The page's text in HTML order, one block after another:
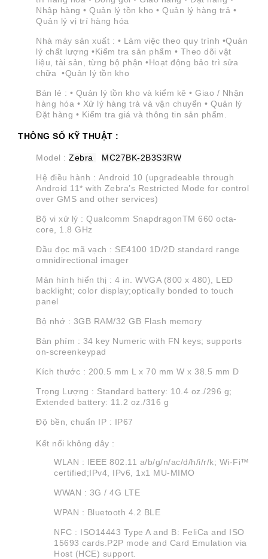
Nhập hàng • Quản lý tồn kho • Quản lý hàng trả •
Quản lý vị trí hàng hóa
Nhà máy sản xuất : • Làm việc theo quy trình •Quản
lý chất lượng •Kiểm tra sản phẩm • Theo dõi vật
liệu, tài sản, từng bộ phận •Hoạt động bảo trì sửa
chữa •Quản lý tồn kho
Bán lẻ : • Quản lý tồn kho và kiểm kê • Giao / Nhận
hàng hóa • Xử lý hàng trả và vận chuyển • Quản lý
Đặt hàng • Kiểm tra giá và thông tin sản phẩm.
THÔNG SỐ KỸ THUẬT :
Model : Zebra MC27BK-2B3S3RW
Hệ điều hành : Android 10 (upgradeable through
Android 11* with Zebra’s Restricted Mode for control
over GMS and other services)
Bộ vi xử lý : Qualcomm SnapdragonTM 660 octa-
core, 1.8 GHz
Đầu đọc mã vạch : SE4100 1D/2D standard range
omnidirectional imager
Màn hình hiển thị : 4 in. WVGA (800 x 480), LED
backlight; color display;optically bonded to touch
panel
Bộ nhớ : 3GB RAM/32 GB Flash memory
Bàn phím : 34 key Numeric with FN keys; supports
on-screenkeypad
Kích thước : 200.5 mm L x 70 mm W x 38.5 mm D
Trọng Lượng : Standard battery: 10.4 oz./296 g;
Extended battery: 11.2 oz./316 g
Độ bền, chuẩn IP : IP67
Kết nối không dây :
WLAN : IEEE 802.11 a/b/g/n/ac/d/h/i/r/k; Wi-Fi™
certified;IPv4, IPv6, 1x1 MU-MIMO
WWAN : 3G / 4G LTE
WPAN : Bluetooth 4.2 BLE
NFC : ISO14443 Type A and B: FeliCa and ISO
15693 cards.P2P mode and Card Emulation via
Host (HCE) support.